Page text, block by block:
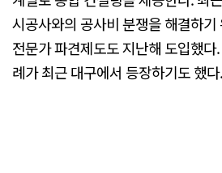
시공사와의 공사비 분쟁을 해결하
전문가 파견제도도 지난해 도입했
례가 최근 대구에서 등장하기도 했다.